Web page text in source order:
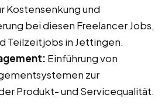
Kostensenkung und
bei diesen Freelancer Jobs,
Teilzeitjobs in Jettingen.
Einführung von
zur
Produkt- und Servicequalität.